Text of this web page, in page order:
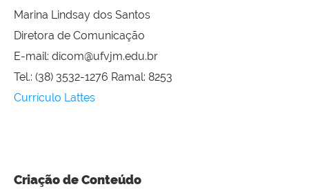
Marina Lindsay dos Santos
Diretora de Comunicação
E-mail: dicom@ufvjm.edu.br
Tel.: (38) 3532-1276 Ramal: 8253
Currículo Lattes
Criação de Conteúdo